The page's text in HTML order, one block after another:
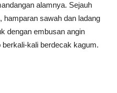
alamnya. Sejauh
hamparan sawah dan ladang
dengan embusan angin
kali berdecak kagum.